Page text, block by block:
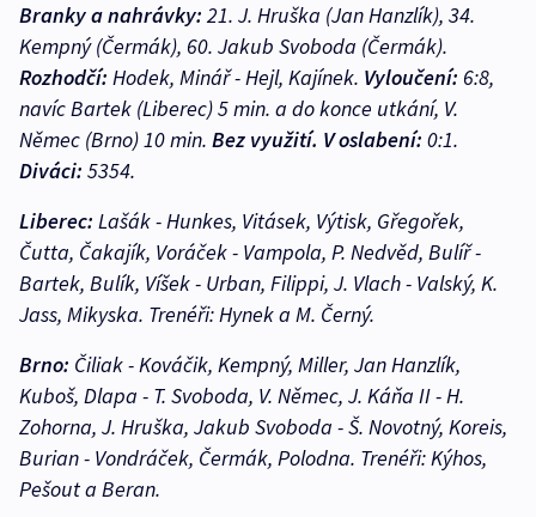
Branky a nahrávky: 21. J. Hruška (Jan Hanzlík), 34.
Kempný (Čermák), 60. Jakub Svoboda (Čermák).
Rozhodčí: Hodek, Minář - Hejl, Kajínek. Vyloučení: 6:8,
navíc Bartek (Liberec) 5 min. a do konce utkání, V.
Němec (Brno) 10 min. Bez využití. V oslabení: 0:1.
Diváci: 5354.
Liberec: Lašák - Hunkes, Vitásek, Výtisk, Gřegořek,
Čutta, Čakajík, Voráček - Vampola, P. Nedvěd, Bulíř -
Bartek, Bulík, Víšek - Urban, Filippi, J. Vlach - Valský, K.
Jass, Mikyska. Trenéři: Hynek a M. Černý.
Brno: Čiliak - Kováčik, Kempný, Miller, Jan Hanzlík,
Kuboš, Dlapa - T. Svoboda, V. Němec, J. Káňa II - H.
Zohorna, J. Hruška, Jakub Svoboda - Š. Novotný, Koreis,
Burian - Vondráček, Čermák, Polodna. Trenéři: Kýhos,
Pešout a Beran.